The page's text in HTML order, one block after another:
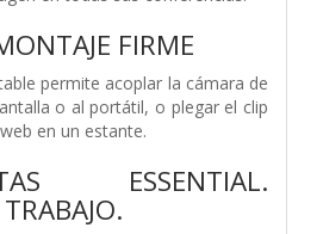
FIRME
permite acoplar la cámara de
o al portátil, o plegar el clip
en un estante.
ESSENTIAL.